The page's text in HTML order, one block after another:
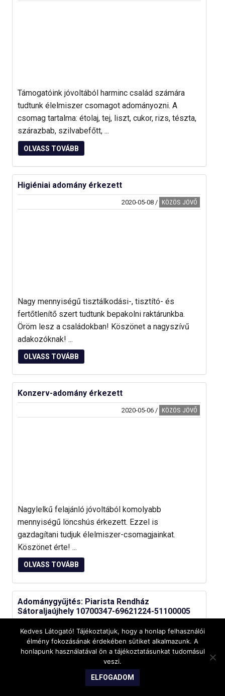
Támogatóink jóvoltából harminc család számára
tudtunk élelmiszer csomagot adományozni. A
csomag tartalma: étolaj, tej, liszt, cukor, rizs, tészta,
szárazbab, szilvabefőtt, ...
OLVASS TOVÁBB
Higiéniai adomány érkezett
2020-05-08/ KÖZÖS JÖVŐ
Nagy mennyiségű tisztálkodási-, tisztító- és
fertőtlenítő szert tudtunk bepakolni raktárunkba.
Öröm lesz a családokban! Köszönet a nagyszívű
adakozóknak! ...
OLVASS TOVÁBB
Konzerv-adomány érkezett
2020-05-06/ KÖZÖS JÖVŐ
Nagylelkű felajánló jóvoltából komolyabb
mennyiségű löncshús érkezett. Ezzel is
gazdagítani tudjuk élelmiszer-csomagjainkat.
Köszönet érte! ...
OLVASS TOVÁBB
Adománygyűjtés: Piarista Rendház
Sátoraljaújhely 10700347-69621224-51100005
2020-05-01 / TANODA/HÍREK
A COVID-19-koronavírus-járvány idején mindent
megteszünk, hogy a hozzánk kapcsolódó szegény
családokat támogassuk. A tanoda, a szombati
önkéntes közösség és egyéb ...
Kedves Látogató! Tájékoztatjuk, hogy a honlap felhasználói
élmény fokozásának érdekében sütiket alkalmazunk. A
honlapunk használatával ön a tájékoztatásunkat tudomásul
veszi.
ELFOGADOM